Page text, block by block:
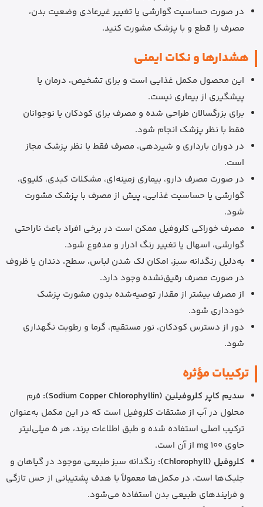
در صورت حساسیت گوارشی یا تغییر غیرعادی وضعیت بدن،
مصرف را قطع و با پزشک مشورت کنید.
هشدارها و نکات ایمنی
این محصول مکمل غذایی است و برای تشخیص، درمان یا
پیشگیری از بیماری نیست.
برای بزرگسالان طراحی شده و مصرف برای کودکان یا نوجوانان
فقط با نظر پزشک انجام شود.
در دوران بارداری و شیردهی، مصرف فقط با نظر پزشک مجاز
است.
در صورت مصرف دارو، بیماری زمینه‌ای، مشکلات کبدی، کلیوی،
گوارشی یا حساسیت غذایی، پیش از مصرف با پزشک مشورت
شود.
مصرف خوراکی کلروفیل ممکن است در برخی افراد باعث ناراحتی
گوارشی، اسهال یا تغییر رنگ ادرار و مدفوع شود.
به‌دلیل رنگدانه سبز، امکان لک شدن لباس، سطح، دندان یا ظروف
در صورت مصرف رقیق‌نشده وجود دارد.
از مصرف بیشتر از مقدار توصیه‌شده بدون مشورت پزشک
خودداری شود.
دور از دسترس کودکان، نور مستقیم، گرما و رطوبت نگهداری
شود.
ترکیبات مؤثره
سدیم کاپر کلروفیلین (Sodium Copper Chlorophyllin):
فرم
محلول در آب از مشتقات کلروفیل است که در این مکمل به‌عنوان
ترکیب اصلی استفاده شده و طبق اطلاعات برند، هر 5 میلی‌لیتر
حاوی 100 mg از آن است.
کلروفیل (Chlorophyll):
رنگدانه سبز طبیعی موجود در گیاهان و
جلبک‌ها است. در مکمل‌ها معمولاً با هدف پشتیبانی از حس تازگی
و فرایندهای طبیعی بدن استفاده می‌شود.